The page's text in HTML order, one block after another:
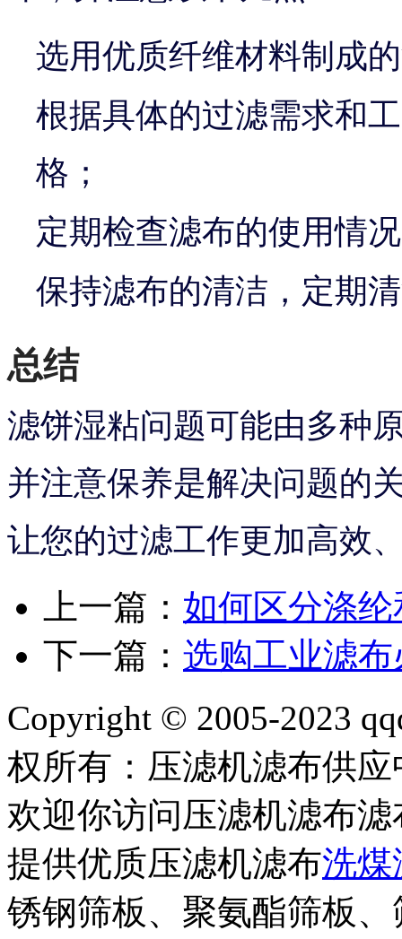
选用优质纤维材料制成
根据具体的过滤需求和
格；
定期检查滤布的使用情
保持滤布的清洁，定期
总结
滤饼湿粘问题可能由多种
并注意保养是解决问题的
让您的过滤工作更加高效
上一篇： 如何区分涤
下一篇： 选购工业滤
Copyright © 2005-2023
权所有：压滤机滤布供
欢迎你访问压滤机滤布
提供优质压滤机滤布洗煤
锈钢筛板、聚氨酯筛板